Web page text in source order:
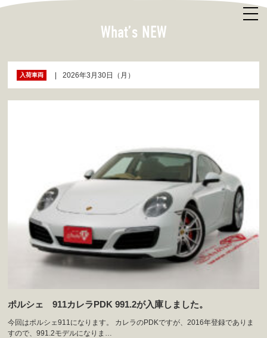
What’s NEW
入荷車両 2026年3月30日（月）
ポルシェ 911カレラPDK 991.2が入庫しました。
今回はポルシェ911になります。 カレラのPDKですが、2016年登録でありま
すので、991.2モデルになりま…